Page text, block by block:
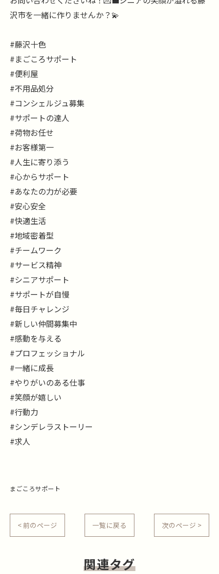
沢市を一緒に作りませんか？💫
#藤沢十色
#まごころサポート
#便利屋
#不用品処分
#コンシェルジュ募集
#サポートの達人
#荷物お任せ
#お客様第一
#人生に寄り添う
#心からサポート
#あなたの力が必要
#安心安全
#快適生活
#地域密着型
#チームワーク
#サービス精神
#シニアサポート
#サポートが自慢
#毎日チャレンジ
#新しい仲間募集中
#感動を与える
#プロフェッショナル
#一緒に成長
#やりがいのある仕事
#笑顔が嬉しい
#行動力
#シンデレラストーリー
#求人
まごころサポート
< 前のページ 一覧に戻る 次のページ >
関連タグ